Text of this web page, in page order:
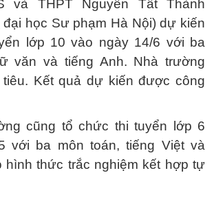
và THPT Nguyễn Tất Thành
học Sư phạm Hà Nội) dự kiến
lớp 10 vào ngày 14/6 với ba
văn và tiếng Anh. Nhà trường
Kết quả dự kiến được công
cũng tổ chức thi tuyển lớp 6
với ba môn toán, tiếng Việt và
hình thức trắc nghiệm kết hợp tự